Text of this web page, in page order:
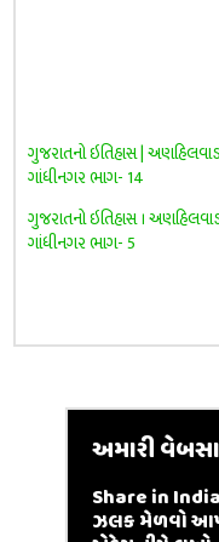
ગુજરાતનો ઇતિહાસ |
ગાંધીનગર ભાગ- 14
ગુજરાતનો ઇતિહાસ ।
ગાંધીનગર ભાગ- 5
અમારી
Share in India
ઝલક મેળવો